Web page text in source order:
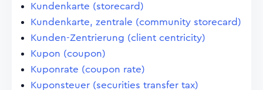
Kundenkarte (storecard)
Kundenkarte, zentrale (community storecard)
Kunden-Zentrierung (client centricity)
Kupon (coupon)
Kuponrate (coupon rate)
Kuponsteuer (securities transfer tax)